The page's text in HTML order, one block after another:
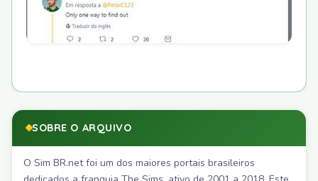
SOBRE O ARQUIVO
O Sim BR.net foi um dos maiores portais brasileiros